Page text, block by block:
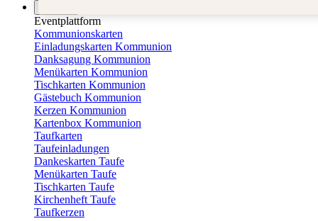
Eventplattform
Kommunionskarten
Einladungskarten Kommunion
Danksagung Kommunion
Menükarten Kommunion
Tischkarten Kommunion
Gästebuch Kommunion
Kerzen Kommunion
Kartenbox Kommunion
Taufkarten
Taufeinladungen
Dankeskarten Taufe
Menükarten Taufe
Tischkarten Taufe
Kirchenheft Taufe
Taufkerzen